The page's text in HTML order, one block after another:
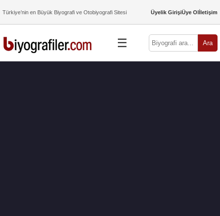
Türkiye’nin en Büyük Biyografi ve Otobiyografi Sitesi Üyelik GirişiÜye Olİletişim
☰ Ara